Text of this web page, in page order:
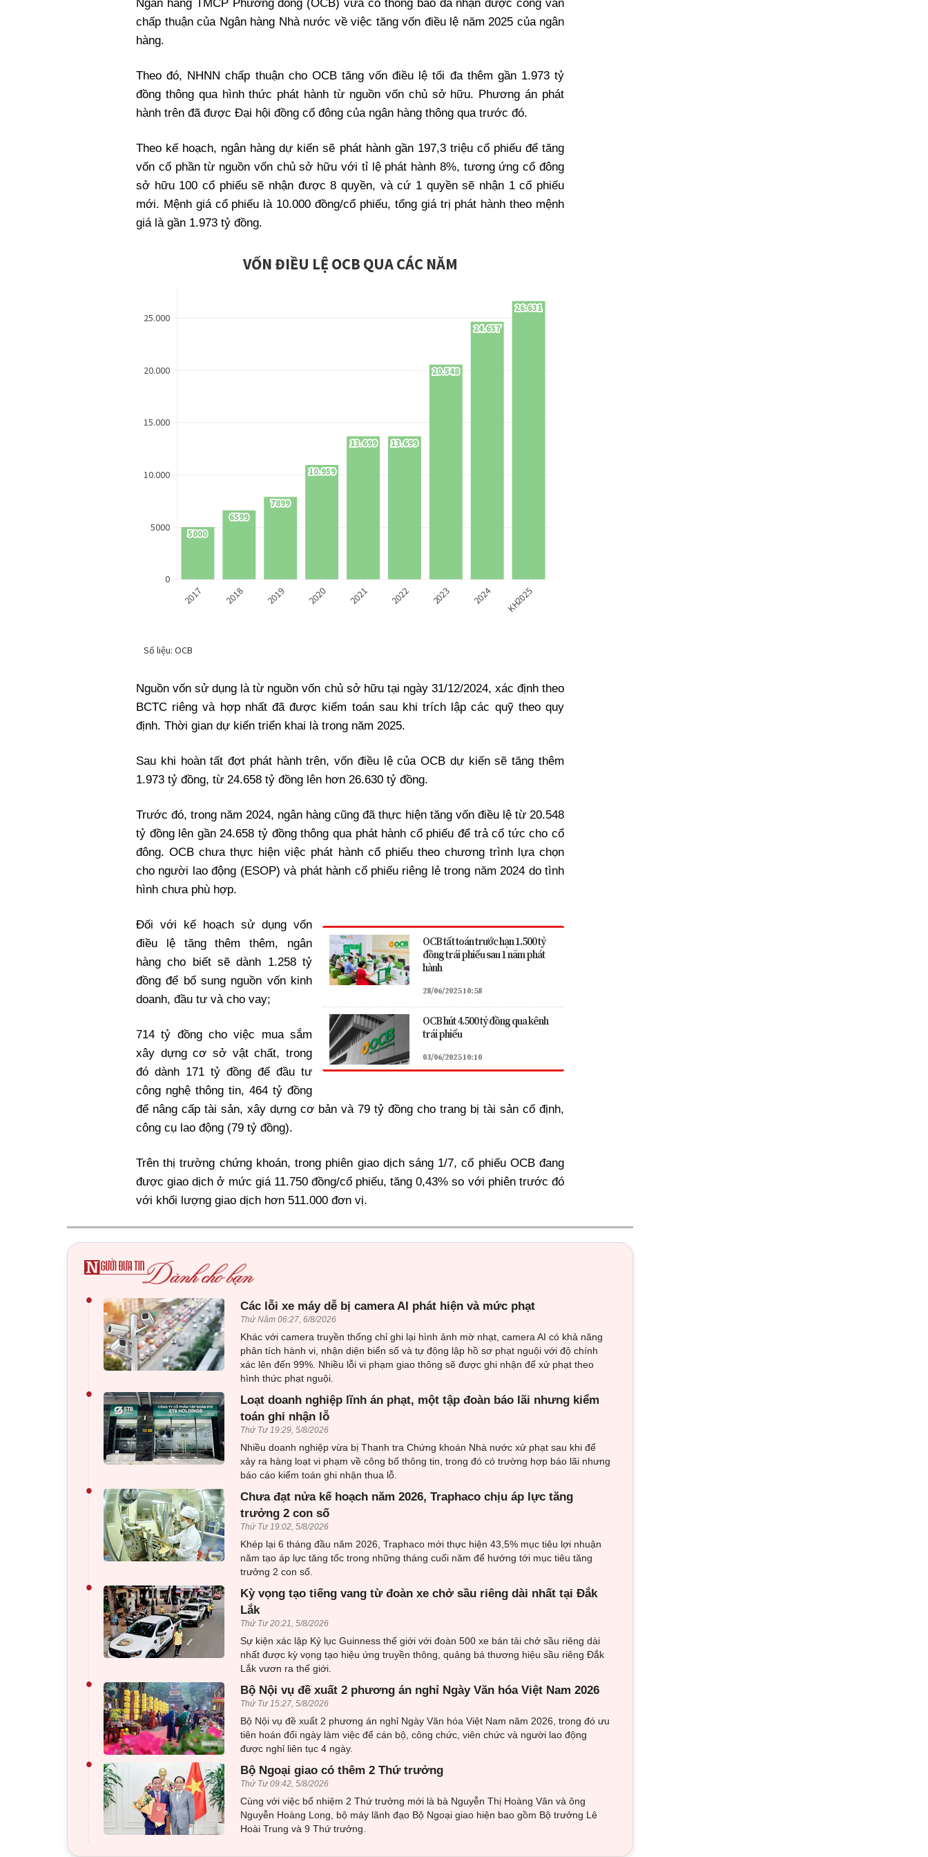
Xi nhan Trái Phải
Bạn đọc viết
Ngân hàng TMCP Phương đông (OCB) vừa có thông báo đã nhận được công văn
chấp thuận của Ngân hàng Nhà nước về việc tăng vốn điều lệ năm 2025 của ngân
hàng.
Theo đó, NHNN chấp thuận cho OCB tăng vốn điều lệ tối đa thêm gần 1.973 tỷ
đồng thông qua hình thức phát hành từ nguồn vốn chủ sở hữu. Phương án phát
hành trên đã được Đại hội đồng cổ đông của ngân hàng thông qua trước đó.
Theo kế hoạch, ngân hàng dự kiến sẽ phát hành gần 197,3 triệu cổ phiếu để tăng
vốn cổ phần từ nguồn vốn chủ sở hữu với tỉ lệ phát hành 8%, tương ứng cổ đông
sở hữu 100 cổ phiếu sẽ nhận được 8 quyền, và cứ 1 quyền sẽ nhận 1 cổ phiếu
mới. Mệnh giá cổ phiếu là 10.000 đồng/cổ phiếu, tổng giá trị phát hành theo mệnh
giá là gần 1.973 tỷ đồng.
Nguồn vốn sử dụng là từ nguồn vốn chủ sở hữu tại ngày 31/12/2024, xác định theo
BCTC riêng và hợp nhất đã được kiểm toán sau khi trích lập các quỹ theo quy
định. Thời gian dự kiến triển khai là trong năm 2025.
Sau khi hoàn tất đợt phát hành trên, vốn điều lệ của OCB dự kiến sẽ tăng thêm
1.973 tỷ đồng, từ 24.658 tỷ đồng lên hơn 26.630 tỷ đồng.
Trước đó, trong năm 2024, ngân hàng cũng đã thực hiện tăng vốn điều lệ từ 20.548
tỷ đồng lên gần 24.658 tỷ đồng thông qua phát hành cổ phiếu để trả cổ tức cho cổ
đông. OCB chưa thực hiện việc phát hành cổ phiếu theo chương trình lựa chọn
cho người lao động (ESOP) và phát hành cổ phiếu riêng lẻ trong năm 2024 do tình
hình chưa phù hợp.
OCB tất toán trước hạn 1.500 tỷ
đồng trái phiếu sau 1 năm phát
hành
28/06/2025 10:58
OCB hút 4.500 tỷ đồng qua kênh
trái phiếu
03/06/2025 10:10
Đối với kế hoạch sử dụng vốn
điều lệ tăng thêm thêm, ngân
hàng cho biết sẽ dành 1.258 tỷ
đồng để bổ sung nguồn vốn kinh
doanh, đầu tư và cho vay;
714 tỷ đồng cho việc mua sắm
xây dựng cơ sở vật chất, trong
đó dành 171 tỷ đồng để đầu tư
công nghệ thông tin, 464 tỷ đồng
để nâng cấp tài sản, xây dựng cơ bản và 79 tỷ đồng cho trang bị tài sản cố định,
công cụ lao động (79 tỷ đồng).
Trên thị trường chứng khoán, trong phiên giao dịch sáng 1/7, cổ phiếu OCB đang
được giao dịch ở mức giá 11.750 đồng/cổ phiếu, tăng 0,43% so với phiên trước đó
với khối lượng giao dịch hơn 511.000 đơn vị.
• Các lỗi xe máy dễ bị camera AI phát hiện và mức phạt
Thứ Năm 06:27, 6/8/2026
Khác với camera truyền thống chỉ ghi lại hình ảnh mờ nhạt, camera AI có khả năng
phân tích hành vi, nhận diện biển số và tự động lập hồ sơ phạt nguội với độ chính
xác lên đến 99%. Nhiều lỗi vi phạm giao thông sẽ được ghi nhận để xử phạt theo
hình thức phạt nguội.
•
Loạt doanh nghiệp lĩnh án phạt, một tập đoàn báo lãi nhưng kiểm
toán ghi nhận lỗ
Thứ Tư 19:29, 5/8/2026
Nhiều doanh nghiệp vừa bị Thanh tra Chứng khoán Nhà nước xử phạt sau khi để
xảy ra hàng loạt vi phạm về công bố thông tin, trong đó có trường hợp báo lãi nhưng
báo cáo kiểm toán ghi nhận thua lỗ.
•
Chưa đạt nửa kế hoạch năm 2026, Traphaco chịu áp lực tăng
trưởng 2 con số
Thứ Tư 19:02, 5/8/2026
Khép lại 6 tháng đầu năm 2026, Traphaco mới thực hiện 43,5% mục tiêu lợi nhuận
năm tạo áp lực tăng tốc trong những tháng cuối năm để hướng tới mục tiêu tăng
trưởng 2 con số.
•
Kỳ vọng tạo tiếng vang từ đoàn xe chở sầu riêng dài nhất tại Đắk
Lắk
Thứ Tư 20:21, 5/8/2026
Sự kiện xác lập Kỷ lục Guinness thế giới với đoàn 500 xe bán tải chở sầu riêng dài
nhất được kỳ vọng tạo hiệu ứng truyền thông, quảng bá thương hiệu sầu riêng Đắk
Lắk vươn ra thế giới.
• Bộ Nội vụ đề xuất 2 phương án nghỉ Ngày Văn hóa Việt Nam 2026
Thứ Tư 15:27, 5/8/2026
Bộ Nội vụ đề xuất 2 phương án nghỉ Ngày Văn hóa Việt Nam năm 2026, trong đó ưu
tiên hoán đổi ngày làm việc để cán bộ, công chức, viên chức và người lao động
được nghỉ liên tục 4 ngày.
• Bộ Ngoại giao có thêm 2 Thứ trưởng
Thứ Tư 09:42, 5/8/2026
Cùng với việc bổ nhiệm 2 Thứ trưởng mới là bà Nguyễn Thị Hoàng Vân và ông
Nguyễn Hoàng Long, bộ máy lãnh đạo Bộ Ngoại giao hiện bao gồm Bộ trưởng Lê
Hoài Trung và 9 Thứ trưởng.